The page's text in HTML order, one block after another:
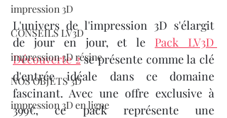
impression 3D
CONSEILS LV3D
impression 3D résine
NOS OBJETS 3D
impression 3D en ligne
L'univers de l'impression 3D s'élargit
de jour en jour, et le Pack LV3D
Découverte 2 se présente comme la clé
d'entrée idéale dans ce domaine
fascinant. Avec une offre exclusive à
399€, ce pack représente une